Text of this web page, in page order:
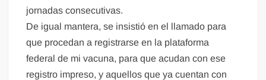
jornadas consecutivas.
De igual mantera, se insistió en el llamado para
que procedan a registrarse en la plataforma
federal de mi vacuna, para que acudan con ese
registro impreso, y aquellos que ya cuentan con